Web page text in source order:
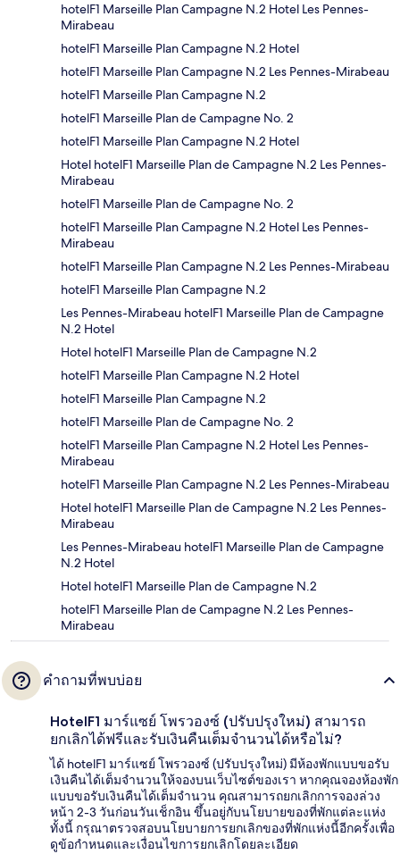
hotelF1 Marseille Plan Campagne N.2 Hotel Les Pennes-
Mirabeau
hotelF1 Marseille Plan Campagne N.2 Hotel
hotelF1 Marseille Plan Campagne N.2 Les Pennes-Mirabeau
hotelF1 Marseille Plan Campagne N.2
hotelF1 Marseille Plan de Campagne No. 2
hotelF1 Marseille Plan Campagne N.2 Hotel
Hotel hotelF1 Marseille Plan de Campagne N.2 Les Pennes-
Mirabeau
hotelF1 Marseille Plan de Campagne No. 2
hotelF1 Marseille Plan Campagne N.2 Hotel Les Pennes-
Mirabeau
hotelF1 Marseille Plan Campagne N.2 Les Pennes-Mirabeau
hotelF1 Marseille Plan Campagne N.2
Les Pennes-Mirabeau hotelF1 Marseille Plan de Campagne
N.2 Hotel
Hotel hotelF1 Marseille Plan de Campagne N.2
hotelF1 Marseille Plan Campagne N.2 Hotel
hotelF1 Marseille Plan Campagne N.2
hotelF1 Marseille Plan de Campagne No. 2
hotelF1 Marseille Plan Campagne N.2 Hotel Les Pennes-
Mirabeau
hotelF1 Marseille Plan Campagne N.2 Les Pennes-Mirabeau
Hotel hotelF1 Marseille Plan de Campagne N.2 Les Pennes-
Mirabeau
Les Pennes-Mirabeau hotelF1 Marseille Plan de Campagne
N.2 Hotel
Hotel hotelF1 Marseille Plan de Campagne N.2
hotelF1 Marseille Plan de Campagne N.2 Les Pennes-
Mirabeau
คำถามที่พบบ่อย
HotelF1 มาร์แซย์ โพรวองซ์ (ปรับปรุงใหม่) สามารถ
ยกเลิกได้ฟรีและรับเงินคืนเต็มจำนวนได้หรือไม่?
ได้ hotelF1 มาร์แซย์ โพรวองซ์ (ปรับปรุงใหม่) มีห้องพักแบบขอรับ
เงินคืนได้เต็มจำนวนให้จองบนเว็บไซต์ของเรา หากคุณจองห้องพัก
แบบขอรับเงินคืนได้เต็มจำนวน คุณสามารถยกเลิกการจองล่วง
หน้า 2-3 วันก่อนวันเช็กอิน ขึ้นอยู่กับนโยบายของที่พักแต่ละแห่ง
ทั้งนี้ กรุณาตรวจสอบนโยบายการยกเลิกของที่พักแห่งนี้อีกครั้งเพื่อ
ดูข้อกำหนดและเงื่อนไขการยกเลิกโดยละเอียด